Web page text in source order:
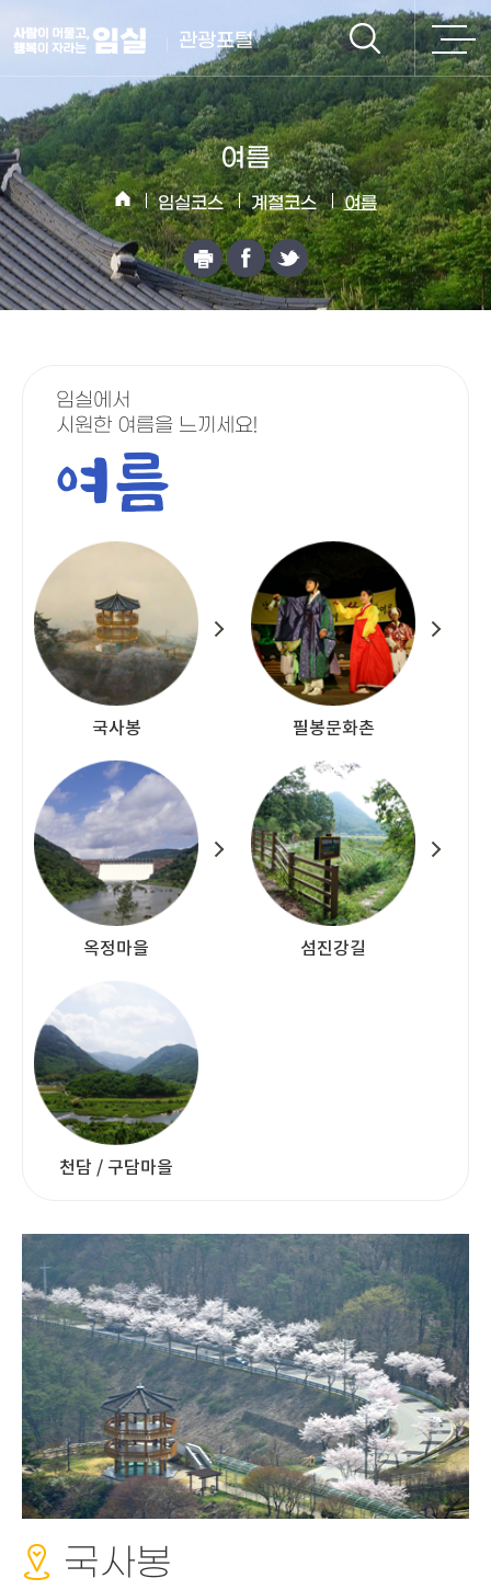
관광포털
여름
임실코스 계절코스 여름
임실에서
시원한 여름을 느끼세요!
여름
국사봉 필봉문화촌
옥정마을 섬진강길
천담 / 구담마을
국사봉